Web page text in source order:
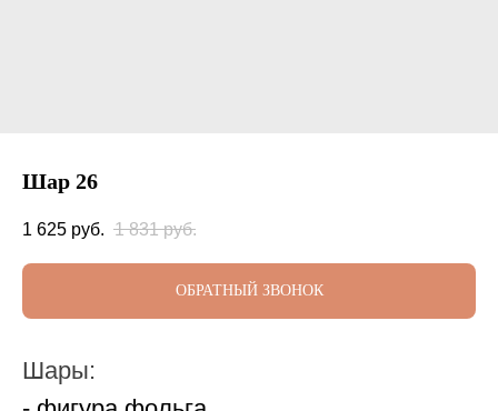
Шар 26
1 625 руб. 1 831 руб.
ОБРАТНЫЙ ЗВОНОК
Шары: